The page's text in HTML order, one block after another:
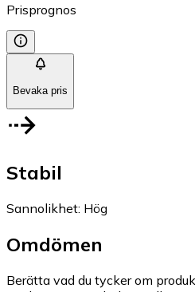
Prisprognos
Bevaka pris
Stabil
Sannolikhet: Hög
Omdömen
Berätta vad du tycker om